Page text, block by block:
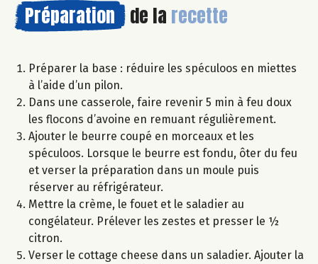
Préparation de la recette
Préparer la base : réduire les spéculoos en miettes
à l’aide d’un pilon.
Dans une casserole, faire revenir 5 min à feu doux
les flocons d’avoine en remuant régulièrement.
Ajouter le beurre coupé en morceaux et les
spéculoos. Lorsque le beurre est fondu, ôter du feu
et verser la préparation dans un moule puis
réserver au réfrigérateur.
Mettre la crème, le fouet et le saladier au
congélateur. Prélever les zestes et presser le ½
citron.
Verser le cottage cheese dans un saladier. Ajouter la